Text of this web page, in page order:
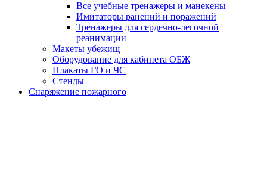
Все учебные тренажеры и манекены
Имитаторы ранений и поражений
Тренажеры для сердечно-легочной
реанимации
Макеты убежищ
Оборудование для кабинета ОБЖ
Плакаты ГО и ЧС
Стенды
Снаряжение пожарного